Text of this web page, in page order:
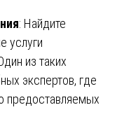
: Найдите
услуги
из таких
экспертов, где
предоставляемых